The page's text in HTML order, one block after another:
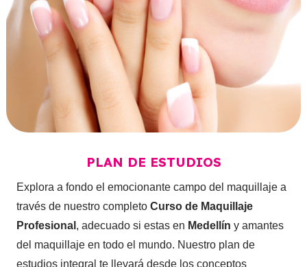
PLAN DE ESTUDIOS
Explora a fondo el emocionante campo del maquillaje a
través de nuestro completo Curso de Maquillaje
Profesional , adecuado si estas en Medellín y amantes
del maquillaje en todo el mundo. Nuestro plan de
estudios integral te llevará desde los conceptos